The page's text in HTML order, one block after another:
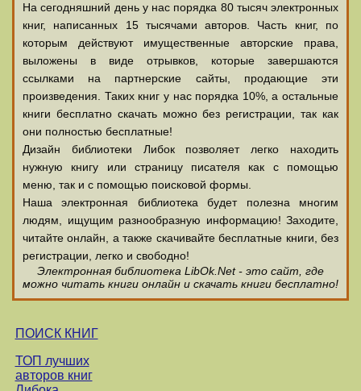
На сегодняшний день у нас порядка 80 тысяч электронных
книг, написанных 15 тысячами авторов. Часть книг, по
которым действуют имущественные авторские права,
выложены в виде отрывков, которые завершаются
ссылками на партнерские сайты, продающие эти
произведения. Таких книг у нас порядка 10%, а остальные
книги бесплатно скачать можно без регистрации, так как
они полностью бесплатные!
Дизайн библиотеки Либок позволяет легко находить
нужную книгу или страницу писателя как с помощью
меню, так и с помощью поисковой формы.
Наша электронная библиотека будет полезна многим
людям, ищущим разнообразную информацию! Заходите,
читайте онлайн, а также скачивайте бесплатные книги, без
регистрации, легко и свободно!
Электронная библиотека LibOk.Net - это сайт, где
можно читать книги онлайн и скачать книги бесплатно!
ПОИСК КНИГ
ТОП лучших
авторов книг